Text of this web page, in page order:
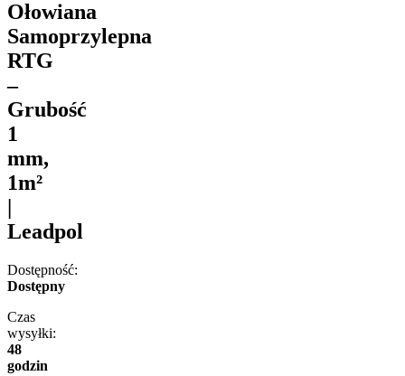
Ołowiana
Samoprzylepna
RTG
–
Grubość
1
mm,
1m²
|
Leadpol
Dostępność:
Dostępny
Czas
wysyłki:
48
godzin